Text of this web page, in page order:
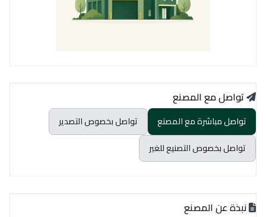
تواصل مع المصنع
تواصل مباشرة مع المصنع
تواصل بخصوص التصدير
تواصل بخصوص التصنيع للغير
نبذة عن المصنع